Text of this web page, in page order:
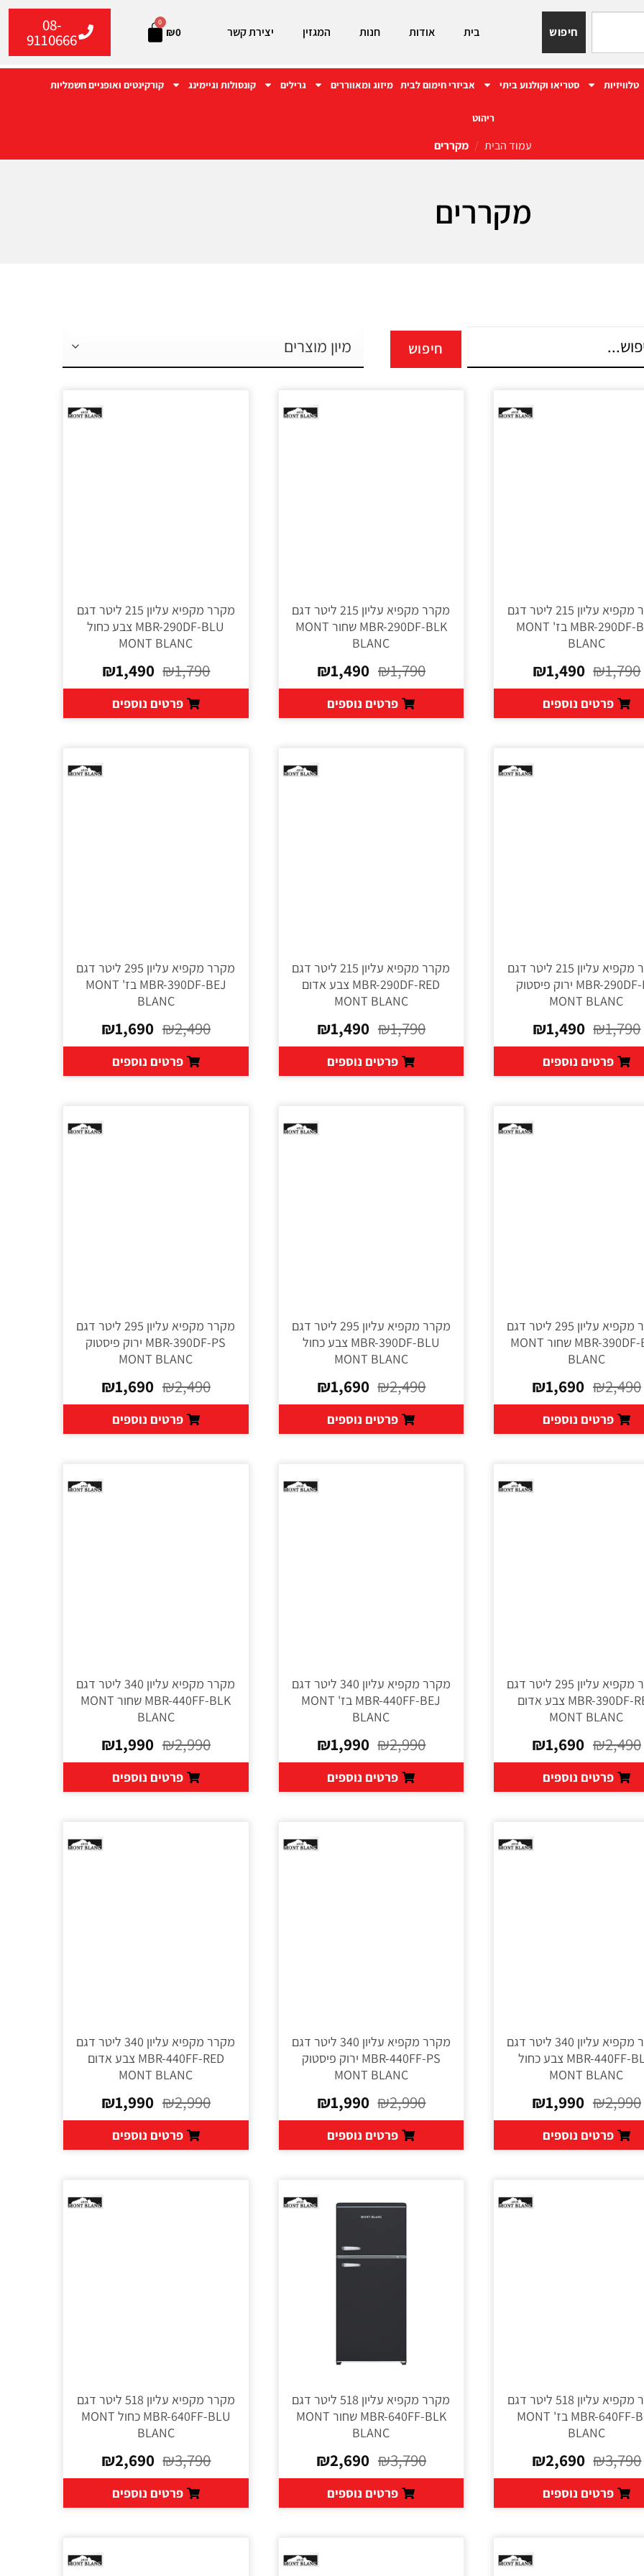
חיפוש בית אודות חנות המגזין יצירת קשר ₪0
0
08-
9110666
טלוויזיות סטריאו וקולנוע ביתי אביזרי חימום לבית מיזוג ומאווררים גרילים קונסולות וגיימינג קורקינטים ואופניים חשמליות
ריהוט
עמוד הבית / מקררים
מקררים
חיפוש
מקרר מקפיא עליון 215 ליטר דגם
MBR-290DF-BEJ בז' MONT
BLANC
₪1,790
₪1,490
פרטים נוספים
מקרר מקפיא עליון 215 ליטר דגם
MBR-290DF-BLK שחור MONT
BLANC
₪1,790
₪1,490
פרטים נוספים
מקרר מקפיא עליון 215 ליטר דגם
MBR-290DF-BLU צבע כחול
MONT BLANC
₪1,790
₪1,490
פרטים נוספים
מקרר מקפיא עליון 215 ליטר דגם
MBR-290DF-PS ירוק פיסטוק
MONT BLANC
₪1,790
₪1,490
פרטים נוספים
מקרר מקפיא עליון 215 ליטר דגם
MBR-290DF-RED צבע אדום
MONT BLANC
₪1,790
₪1,490
פרטים נוספים
מקרר מקפיא עליון 295 ליטר דגם
MBR-390DF-BEJ בז' MONT
BLANC
₪2,490
₪1,690
פרטים נוספים
מקרר מקפיא עליון 295 ליטר דגם
MBR-390DF-BLK שחור MONT
BLANC
₪2,490
₪1,690
פרטים נוספים
מקרר מקפיא עליון 295 ליטר דגם
MBR-390DF-BLU צבע כחול
MONT BLANC
₪2,490
₪1,690
פרטים נוספים
מקרר מקפיא עליון 295 ליטר דגם
MBR-390DF-PS ירוק פיסטוק
MONT BLANC
₪2,490
₪1,690
פרטים נוספים
מקרר מקפיא עליון 295 ליטר דגם
MBR-390DF-RED צבע אדום
MONT BLANC
₪2,490
₪1,690
פרטים נוספים
מקרר מקפיא עליון 340 ליטר דגם
MBR-440FF-BEJ בז' MONT
BLANC
₪2,990
₪1,990
פרטים נוספים
מקרר מקפיא עליון 340 ליטר דגם
MBR-440FF-BLK שחור MONT
BLANC
₪2,990
₪1,990
פרטים נוספים
מקרר מקפיא עליון 340 ליטר דגם
MBR-440FF-BLU צבע כחול
MONT BLANC
₪2,990
₪1,990
פרטים נוספים
מקרר מקפיא עליון 340 ליטר דגם
MBR-440FF-PS ירוק פיסטוק
MONT BLANC
₪2,990
₪1,990
פרטים נוספים
מקרר מקפיא עליון 340 ליטר דגם
MBR-440FF-RED צבע אדום
MONT BLANC
₪2,990
₪1,990
פרטים נוספים
מקרר מקפיא עליון 518 ליטר דגם
MBR-640FF-BEJ בז' MONT
BLANC
₪3,790
₪2,690
פרטים נוספים
מקרר מקפיא עליון 518 ליטר דגם
MBR-640FF-BLK שחור MONT
BLANC
₪3,790
₪2,690
פרטים נוספים
מקרר מקפיא עליון 518 ליטר דגם
MBR-640FF-BLU כחול MONT
BLANC
₪3,790
₪2,690
פרטים נוספים